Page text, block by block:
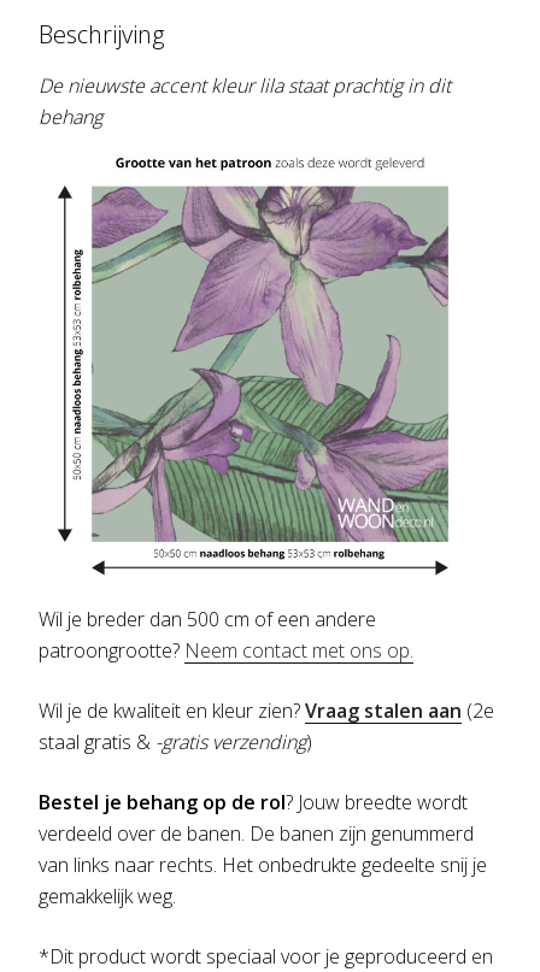
Beschrijving
De nieuwste accent kleur lila staat prachtig in dit
behang
Wil je breder dan 500 cm of een andere
patroongrootte? Neem contact met ons op.
Wil je de kwaliteit en kleur zien?Vraag stalen aan (2e
staal gratis & -gratis verzending)
Bestel je behang op de rol? Jouw breedte wordt
verdeeld over de banen. De banen zijn genummerd
van links naar rechts. Het onbedrukte gedeelte snij je
gemakkelijk weg.
*Dit product wordt speciaal voor je geproduceerd en